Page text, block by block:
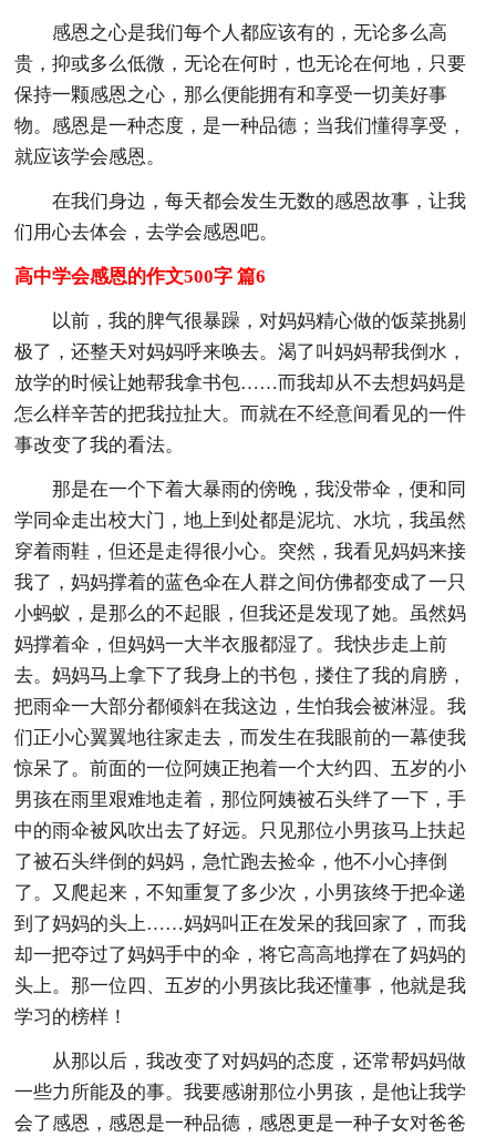
感恩之心是我们每个人都应该有的，无论多么高
贵，抑或多么低微，无论在何时，也无论在何地，只要
保持一颗感恩之心，那么便能拥有和享受一切美好事
物。感恩是一种态度，是一种品德；当我们懂得享受，
就应该学会感恩。
在我们身边，每天都会发生无数的感恩故事，让我
们用心去体会，去学会感恩吧。
高中学会感恩的作文500字 篇6
以前，我的脾气很暴躁，对妈妈精心做的饭菜挑剔
极了，还整天对妈妈呼来唤去。渴了叫妈妈帮我倒水，
放学的时候让她帮我拿书包……而我却从不去想妈妈是
怎么样辛苦的把我拉扯大。而就在不经意间看见的一件
事改变了我的看法。
那是在一个下着大暴雨的傍晚，我没带伞，便和同
学同伞走出校大门，地上到处都是泥坑、水坑，我虽然
穿着雨鞋，但还是走得很小心。突然，我看见妈妈来接
我了，妈妈撑着的蓝色伞在人群之间仿佛都变成了一只
小蚂蚁，是那么的不起眼，但我还是发现了她。虽然妈
妈撑着伞，但妈妈一大半衣服都湿了。我快步走上前
去。妈妈马上拿下了我身上的书包，搂住了我的肩膀，
把雨伞一大部分都倾斜在我这边，生怕我会被淋湿。我
们正小心翼翼地往家走去，而发生在我眼前的一幕使我
惊呆了。前面的一位阿姨正抱着一个大约四、五岁的小
男孩在雨里艰难地走着，那位阿姨被石头绊了一下，手
中的雨伞被风吹出去了好远。只见那位小男孩马上扶起
了被石头绊倒的妈妈，急忙跑去捡伞，他不小心摔倒
了。又爬起来，不知重复了多少次，小男孩终于把伞递
到了妈妈的头上……妈妈叫正在发呆的我回家了，而我
却一把夺过了妈妈手中的伞，将它高高地撑在了妈妈的
头上。那一位四、五岁的小男孩比我还懂事，他就是我
学习的榜样！
从那以后，我改变了对妈妈的态度，还常帮妈妈做
一些力所能及的事。我要感谢那位小男孩，是他让我学
会了感恩，感恩是一种品德，感恩更是一种子女对爸爸